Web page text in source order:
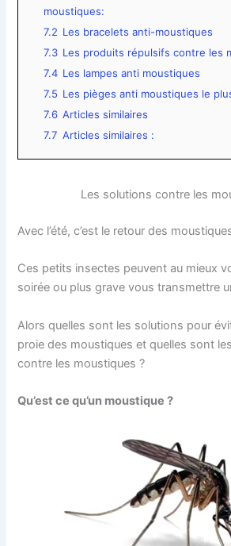
moustiques:
7.2 Les bracelets anti-moustiques
7.3 Les produits répulsifs contre les
7.4 Les lampes anti moustiques
7.5 Les pièges anti moustiques le
7.6 Articles similaires
7.7 Articles similaires :
Les solutions contre les
Avec l’été, c’est le retour des
Ces petits insectes peuvent au mieux
soirée ou plus grave vous transmettre
Alors quelles sont les solutions pour
proie des moustiques et quelles sont
contre les moustiques ?
Qu’est ce qu’un moustique ?